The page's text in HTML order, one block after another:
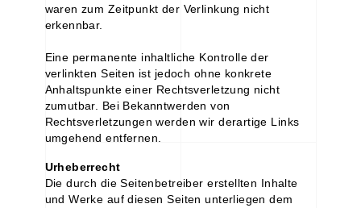
waren zum Zeitpunkt der Verlinkung nicht
erkennbar.
Eine permanente inhaltliche Kontrolle der
verlinkten Seiten ist jedoch ohne konkrete
Anhaltspunkte einer Rechtsverletzung nicht
zumutbar. Bei Bekanntwerden von
Rechtsverletzungen werden wir derartige Links
umgehend entfernen.
Urheberrecht
Die durch die Seitenbetreiber erstellten Inhalte
und Werke auf diesen Seiten unterliegen dem